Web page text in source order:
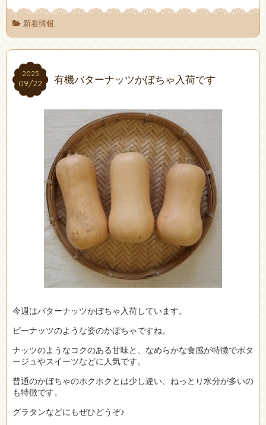
新着情報
2025
09/22
2025
09/22 有機バターナッツかぼちゃ入荷です
今週はバターナッツかぼちゃ入荷しています。
ピーナッツのような姿のかぼちゃですね。
ナッツのようなコクのある甘味と、なめらかな食感が特徴でポタ
ージュやスイーツなどに人気です。
普通のかぼちゃのホクホクとは少し違い、ねっとり水分が多いの
も特徴です。
グラタンなどにもぜひどうぞ♪